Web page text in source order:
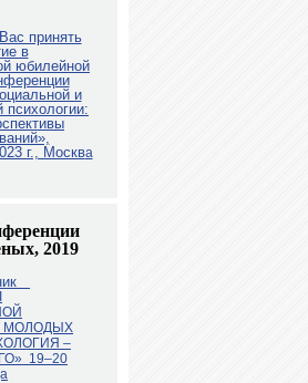
принять
в
юбилейной
и
психологии:
г., Москва
2019
МОЛОДЫХ
–
19–20